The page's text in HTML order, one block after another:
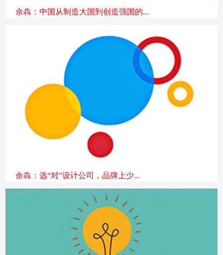
余犇：中国从制造大国到创造强国的...
余犇：选“对”设计公司，品牌上少...